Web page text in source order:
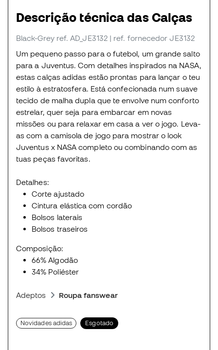
Descrição técnica das Calças
Black-Grey ref. AD_JE3132 | ref. fornecedor JE3132
Um pequeno passo para o futebol, um grande salto
para a Juventus. Com detalhes inspirados na NASA,
estas calças adidas estão prontas para lançar o teu
estilo à estratosfera. Está confecionada num suave
tecido de malha dupla que te envolve num conforto
estrelar, quer seja para embarcar em novas
missões ou para relaxar em casa a ver o jogo. Leva-
as com a camisola de jogo para mostrar o look
Juventus x NASA completo ou combinando com as
tuas peças favoritas.
Detalhes:
Corte ajustado
Cintura elástica com cordão
Bolsos laterais
Bolsos traseiros
Composição:
66% Algodão
34% Poliéster
Adeptos Roupa fanswear
Novidades adidas Esgotado